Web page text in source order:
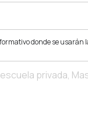
donde se usarán